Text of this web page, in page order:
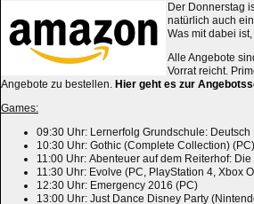
Der Donnerstag
natürlich auch
Was mit dabei
Alle Angebote
Vorrat reicht.
Angebote zu bestellen. Hier geht es zur
Games:
09:30 Uhr: Lernerfolg Grundschule:
10:30 Uhr: Gothic (Complete Collection) (PC)
11:00 Uhr: Abenteuer auf dem Reiterhof:
11:30 Uhr: Evolve (PC, PlayStation 4, Xbox
12:30 Uhr: Emergency 2016 (PC)
13:00 Uhr: Just Dance Disney Party